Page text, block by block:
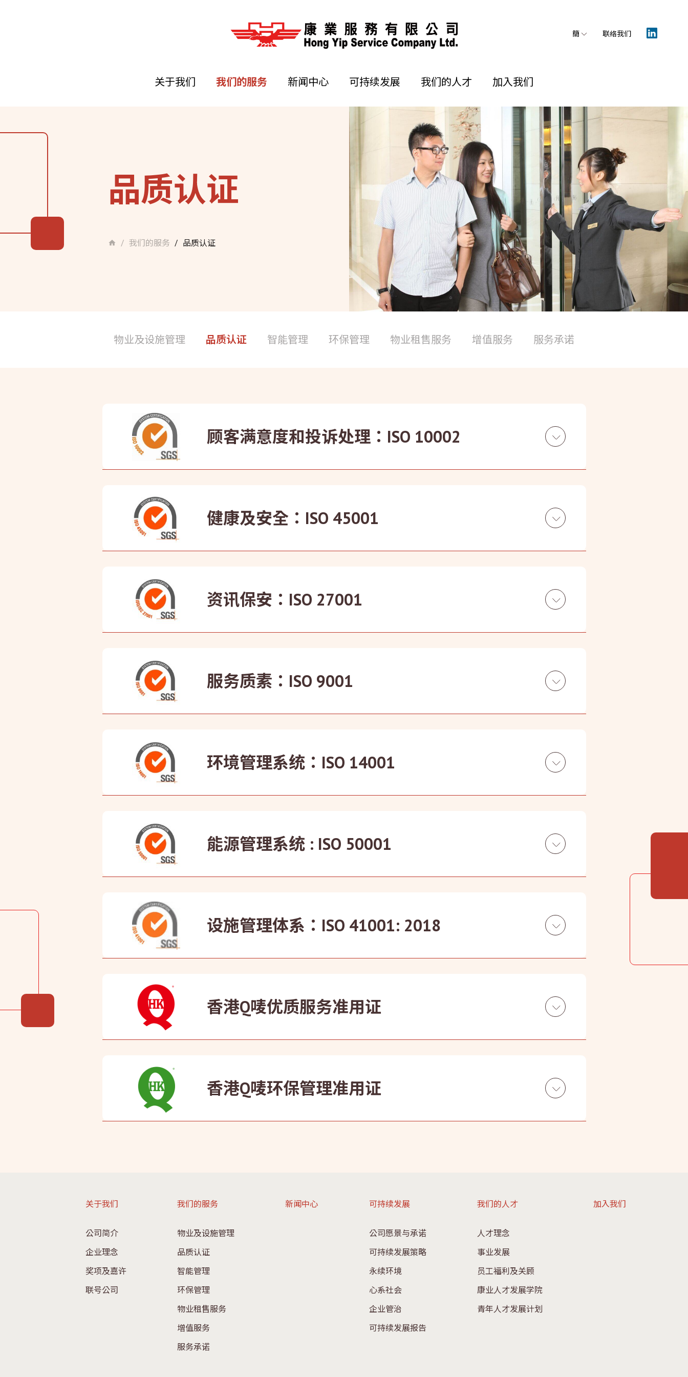
到
簡 联络我们
关于我们 我们的服务 新闻中心 可持续发展 我们的人才 加入我们
品质认证
/ 我们的服务 / 品质认证
物业及设施管理 品质认证 智能管理 环保管理 物业租售服务 增值服务 服务承诺
顾客满意度和投诉处理：ISO 10002
健康及安全：ISO 45001
资讯保安：ISO 27001
服务质素：ISO 9001
环境管理系统：ISO 14001
能源管理系统 : ISO 50001
设施管理体系：ISO 41001: 2018
香港Q唛优质服务准用证
香港Q唛环保管理准用证
关于我们
公司简介
企业理念
奖项及嘉许
联号公司
我们的服务
物业及设施管理
品质认证
智能管理
环保管理
物业租售服务
增值服务
服务承诺
新闻中心 可持续发展
公司愿景与承诺
可持续发展策略
永续环境
心系社会
企业管治
可持续发展报告
我们的人才
人才理念
事业发展
员工福利及关顾
康业人才发展学院
青年人才发展计划
加入我们